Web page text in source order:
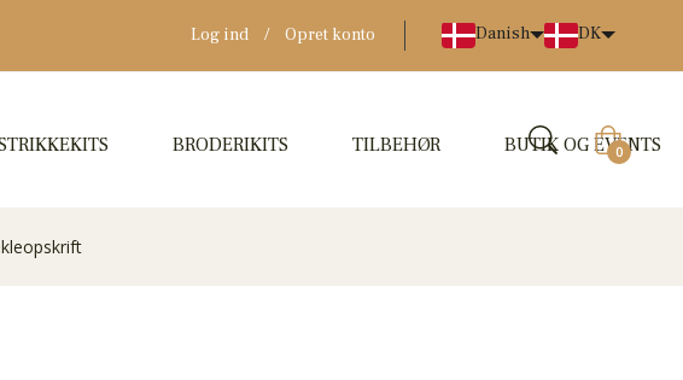
Log ind / Opret konto Danish DK
BRODERIKITS TILBEHØR BUTIK OG EVENTS
0